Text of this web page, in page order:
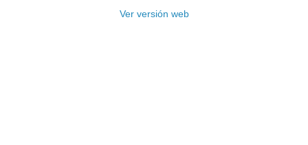
Ver versión web